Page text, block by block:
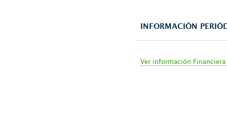
INFORMACIÓN
Ver información